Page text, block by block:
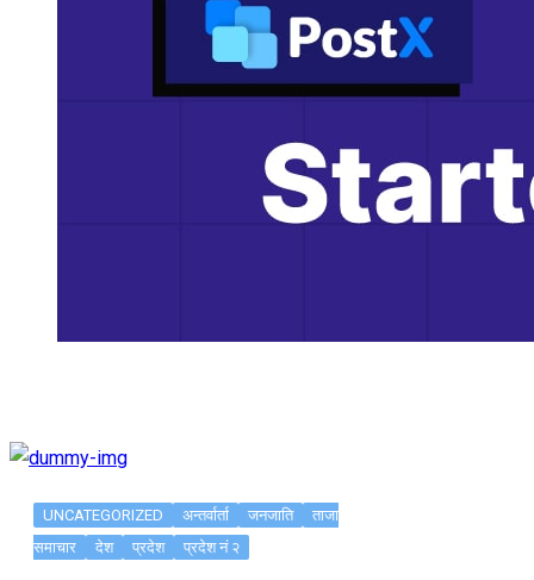
UNCATEGORIZED अन्तर्वार्ता जनजाति
ताजा
समाचार
देश प्रदेश प्रदेश नं २